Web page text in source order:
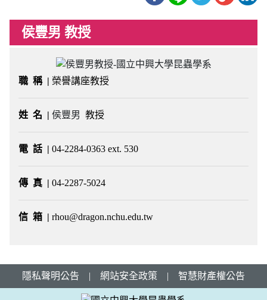
侯豐男 教授
職 稱 | 榮譽講座教授
姓 名 | 侯豐男 教授
電 話 | 04-2284-0363 ext. 530
傳 真 | 04-2287-5024
信 箱 | rhou@dragon.nchu.edu.tw
隱私聲明公告 | 網站安全政策 | 智慧財產權公告